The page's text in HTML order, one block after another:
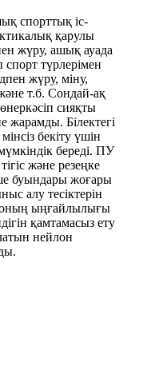
спорттық іс-
қарулы
жүру, ашық ауада
спорт түрлерімен
жүру, міну,
т.б. Сондай-ақ
сияқты
жарамды. Білектегі
бекіту үшін
береді. ПУ
және резеңке
буындары жоғары
алу тесіктерін
ыңғайлылығы
қамтамасыз ету
нейлон